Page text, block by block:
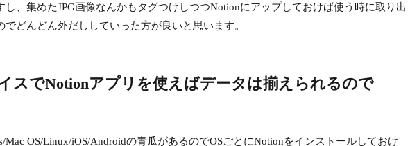
し、集めたJPG画像なんかもタグつけしつつNotionにアップしておけば使う時に取り出
どんどん外だししていった方が良いと思います。
スでNotionアプリを使えばデータは揃えられるので
OS/Linux/iOS/Androidの青瓜があるのでOSごとにNotionをインストールしておけ